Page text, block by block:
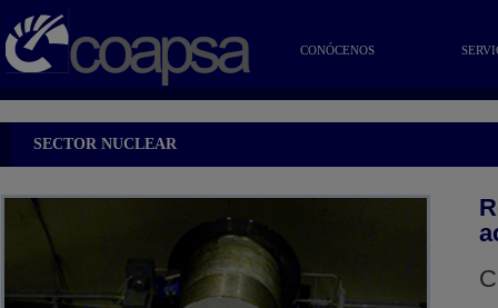
CONÓCENOS
SECTOR NUCLEAR